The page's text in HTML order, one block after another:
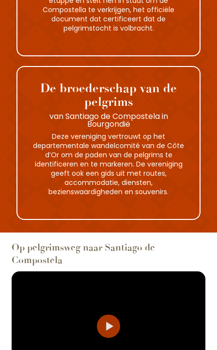
Compostella te verkrijgen, het officiële
document dat certificeert dat de
pelgrimstocht is volbracht.
De broederschap van de
pelgrims
van Santiago de Compostela in
Bourgondië
Deze vereniging vertrouwt op het
departementale wandelcomité van de Côte
d’Or om de paden van de pelgrims te
identificeren en te markeren. De vereniging
geeft ook een gids uit met routes,
accommodatie, diensten,
bezienswaardigheden en souvenirs.
Op pelgrimsweg naar Santiago de
Compostela